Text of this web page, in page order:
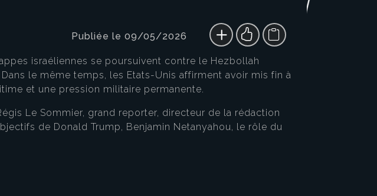
Publiée le 09/05/2026
israéliennes se poursuivent contre le Hezbollah
le même temps, les Etats-Unis affirment avoir mis fin à
et une pression militaire permanente.
Le Sommier, grand reporter, directeur de la rédaction
de Donald Trump, Benjamin Netanyahou, le rôle du